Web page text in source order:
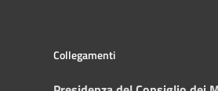
Collegamenti